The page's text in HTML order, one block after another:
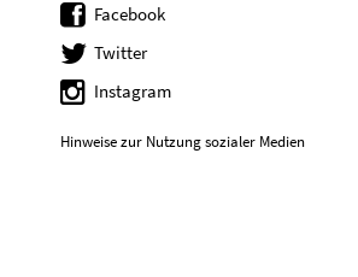
Facebook
Twitter
Instagram
Hinweise zur Nutzung sozialer Medien